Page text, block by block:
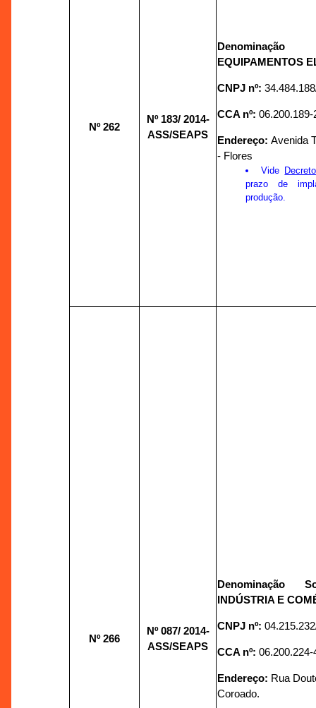
Nº 262
Nº 183/ 2014-
ASS/SEAPS
EQUIPAMENTOS
CNPJ nº:
CCA nº:06.200.189-
Endereço:Avenida
- Flores
Vide
prazo de
produção.
Nº 266
Nº 087/ 2014-
ASS/SEAPS
Denominação
INDÚSTRIA E
CNPJ nº:
CCA nº:
Endereço: Rua
Coroado.